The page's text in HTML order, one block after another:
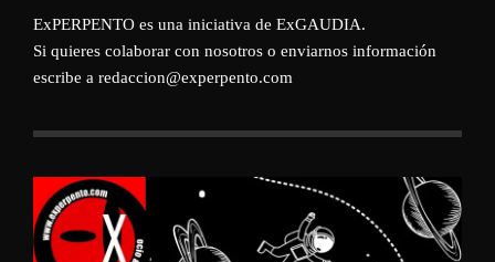
ExPERPENTO es una iniciativa de ExGAUDIA.
Si quieres colaborar con nosotros o enviarnos información
escribe a redaccion@experpento.com